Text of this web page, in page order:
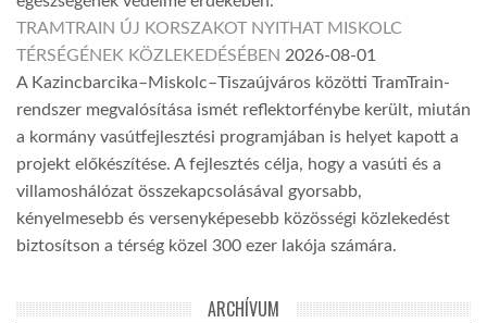
TRAMTRAIN ÚJ KORSZAKOT NYITHAT MISKOLC
TÉRSÉGÉNEK KÖZLEKEDÉSÉBEN 2026-08-01
A Kazincbarcika–Miskolc–Tiszaújváros közötti TramTrain-
rendszer megvalósítása ismét reflektorfénybe került, miután
a kormány vasútfejlesztési programjában is helyet kapott a
projekt előkészítése. A fejlesztés célja, hogy a vasúti és a
villamoshálózat összekapcsolásával gyorsabb,
kényelmesebb és versenyképesebb közösségi közlekedést
biztosítson a térség közel 300 ezer lakója számára.
ARCHÍVUM